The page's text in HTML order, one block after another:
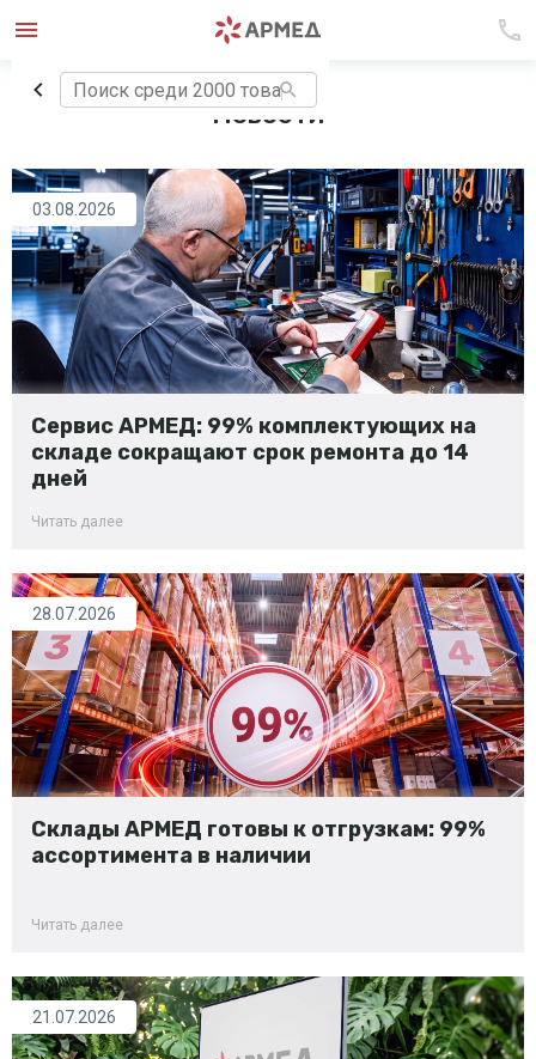
Новости
Сервис АРМЕД: 99% комплектующих на
складе сокращают срок ремонта до 14
дней
Читать далее
03.08.2026
Склады АРМЕД готовы к отгрузкам: 99%
ассортимента в наличии
Читать далее
28.07.2026
21.07.2026